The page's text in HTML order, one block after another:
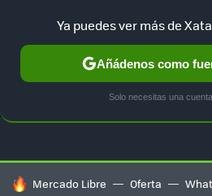
GUÍA DE COMPRAS
HOY SE HABLA DE
Mercado Libre Oferta
Ya puedes ver más de
Añádenos como
Solo necesitas una